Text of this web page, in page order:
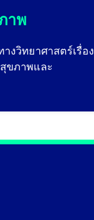
าพ
งวิทยาศาสตร์เรื่อง
ขภาพและ